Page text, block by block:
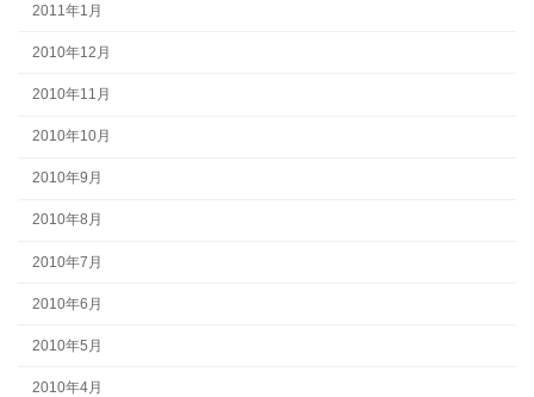
2011年1月
2010年12月
2010年11月
2010年10月
2010年9月
2010年8月
2010年7月
2010年6月
2010年5月
2010年4月